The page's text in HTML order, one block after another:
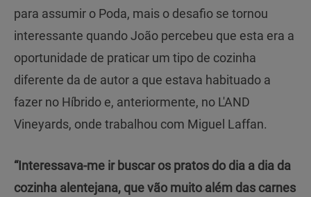
para assumir o Poda, mais o desafio se tornou
interessante quando João percebeu que esta era a
oportunidade de praticar um tipo de cozinha
diferente da de autor a que estava habituado a
fazer no Híbrido e, anteriormente, no L'AND
Vineyards, onde trabalhou com Miguel Laffan.
“Interessava-me ir buscar os pratos do dia a dia da
cozinha alentejana, que vão muito além das carnes